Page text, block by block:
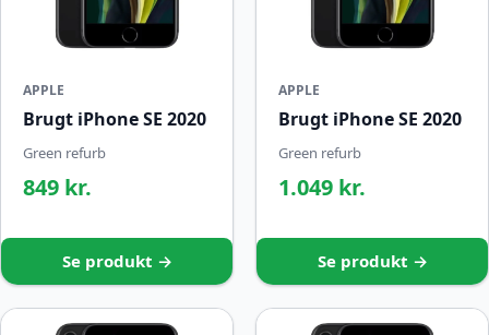
APPLE
Brugt iPhone SE 2020
Green refurb
849 kr.
Se produkt →
APPLE
Brugt iPhone SE 2020
Green refurb
1.049 kr.
Se produkt →